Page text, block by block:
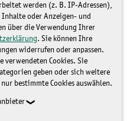
werden (z. B. IP-Adressen),
oder Anzeigen- und
über die Verwendung Ihrer
. Sie können Ihre
widerrufen oder anpassen.
verwendeten Cookies. Sie
geben oder sich weitere
bestimmte Cookies auswählen.
Natur erlebbar